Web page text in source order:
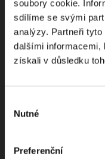
soubory cookie.
sdílíme se svými
analýzy. Partneři
dalšími informacemi,
získali v důsledku
souhlasu
Nutné
Preferenční